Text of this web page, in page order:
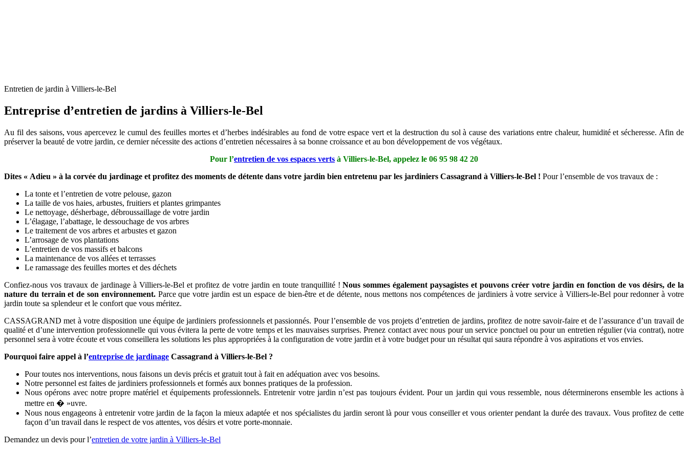
Entretien de jardin à Villiers-le-Bel
Entreprise d’entretien de jardins à Villiers-le-Bel
Au fil des saisons, vous apercevez le cumul des feuilles mortes et d’herbes indésirables au fond de votre espace vert et la destruction du sol à cause des variations entre chaleur, humidité et sécheresse. Afin de
préserver la beauté de votre jardin, ce dernier nécessite des actions d’entretien nécessaires à sa bonne croissance et au bon développement de vos végétaux.
Pour l’entretien de vos espaces verts à Villiers-le-Bel, appelez le 06 95 98 42 20
Dites « Adieu » à la corvée du jardinage et profitez des moments de détente dans votre jardin bien entretenu par les jardiniers Cassagrand à Villiers-le-Bel ! Pour l’ensemble de vos travaux de :
La tonte et l’entretien de votre pelouse, gazon
La taille de vos haies, arbustes, fruitiers et plantes grimpantes
Le nettoyage, désherbage, débroussaillage de votre jardin
L’élagage, l’abattage, le dessouchage de vos arbres
Le traitement de vos arbres et arbustes et gazon
L’arrosage de vos plantations
L’entretien de vos massifs et balcons
La maintenance de vos allées et terrasses
Le ramassage des feuilles mortes et des déchets
Confiez-nous vos travaux de jardinage à Villiers-le-Bel et profitez de votre jardin en toute tranquillité !Nous sommes également paysagistes et pouvons créer votre jardin en fonction de vos désirs, de la
nature du terrain et de son environnement.Parce que votre jardin est un espace de bien-être et de détente, nous mettons nos compétences de jardiniers à votre service à Villiers-le-Bel pour redonner à votre
jardin toute sa splendeur et le confort que vous méritez.
CASSAGRAND met à votre disposition une équipe de jardiniers professionnels et passionnés. Pour l’ensemble de vos projets d’entretien de jardins, profitez de notre savoir-faire et de l’assurance d’un travail de
qualité et d’une intervention professionnelle qui vous évitera la perte de votre temps et les mauvaises surprises. Prenez contact avec nous pour un service ponctuel ou pour un entretien régulier (via contrat), notre
personnel sera à votre écoute et vous conseillera les solutions les plus appropriées à la configuration de votre jardin et à votre budget pour un résultat qui saura répondre à vos aspirations et vos envies.
Pourquoi faire appel à l’entreprise de jardinage Cassagrand à Villiers-le-Bel ?
Pour toutes nos interventions, nous faisons un devis précis et gratuit tout à fait en adéquation avec vos besoins.
Notre personnel est faites de jardiniers professionnels et formés aux bonnes pratiques de la profession.
Nous opérons avec notre propre matériel et équipements professionnels. Entretenir votre jardin n’est pas toujours évident. Pour un jardin qui vous ressemble, nous déterminerons ensemble les actions à
mettre en � »uvre.
Nous nous engageons à entretenir votre jardin de la façon la mieux adaptée et nos spécialistes du jardin seront là pour vous conseiller et vous orienter pendant la durée des travaux. Vous profitez de cette
façon d’un travail dans le respect de vos attentes, vos désirs et votre porte-monnaie.
Demandez un devis pour l’entretien de votre jardin à Villiers-le-Bel